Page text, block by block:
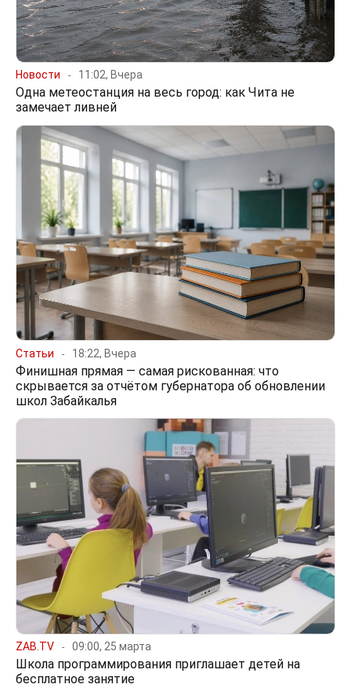
Новости 11:02, Вчера
Одна метеостанция на весь город: как Чита не
замечает ливней
Статьи 18:22, Вчера
Финишная прямая — самая рискованная: что
скрывается за отчётом губернатора об обновлении
школ Забайкалья
ZAB.TV 09:00, 25 марта
Школа программирования приглашает детей на
бесплатное занятие